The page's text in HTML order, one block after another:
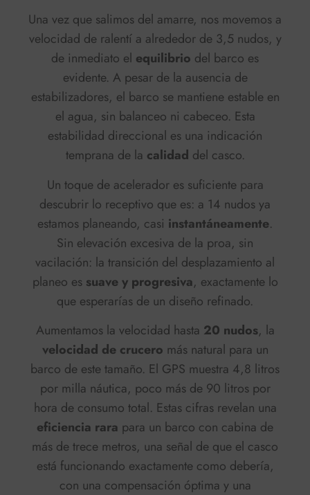
Una vez que salimos del amarre, nos movemos a
velocidad de ralentí a alrededor de 3,5 nudos, y
de inmediato el equilibrio del barco es
evidente. A pesar de la ausencia de
estabilizadores, el barco se mantiene estable en
el agua, sin balanceo ni cabeceo. Esta
estabilidad direccional es una indicación
temprana de la calidad del casco.
Un toque de acelerador es suficiente para
descubrir lo receptivo que es: a 14 nudos ya
estamos planeando, casi instantáneamente.
Sin elevación excesiva de la proa, sin
vacilación: la transición del desplazamiento al
planeo es suave y progresiva, exactamente lo
que esperarías de un diseño refinado.
Aumentamos la velocidad hasta 20 nudos, la
velocidad de crucero más natural para un
barco de este tamaño. El GPS muestra 4,8 litros
por milla náutica, poco más de 90 litros por
hora de consumo total. Estas cifras revelan una
eficiencia rara para un barco con cabina de
más de trece metros, una señal de que el casco
está funcionando exactamente como debería,
con una compensación óptima y una